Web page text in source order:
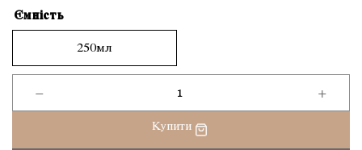
Ємність
250мл
−
Demax
гель-
тонік
+
Купити